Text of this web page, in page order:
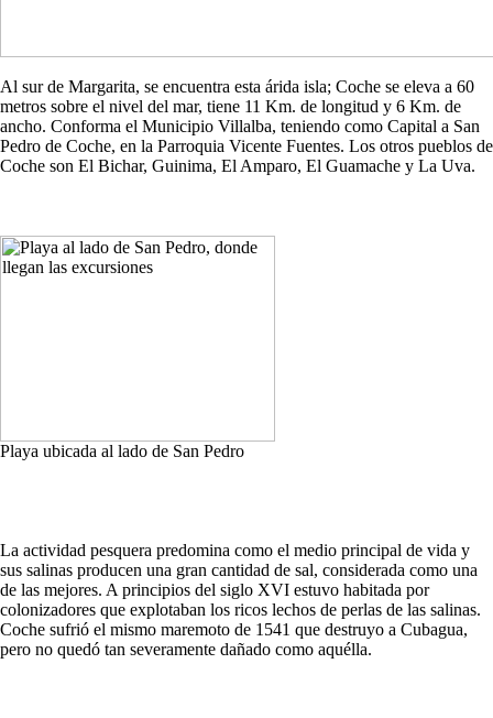
Al sur de Margarita, se encuentra esta árida isla; Coche se eleva a 60
metros sobre el nivel del mar, tiene 11 Km. de longitud y 6 Km. de
ancho. Conforma el Municipio Villalba, teniendo como Capital a San
Pedro de Coche, en la Parroquia Vicente Fuentes. Los otros pueblos de
Coche son El Bichar, Guinima, El Amparo, El Guamache y La Uva.
Playa ubicada al lado de San Pedro
La actividad pesquera predomina como el medio principal de vida y
sus salinas producen una gran cantidad de sal, considerada como una
de las mejores. A principios del siglo XVI estuvo habitada por
colonizadores que explotaban los ricos lechos de perlas de las salinas.
Coche sufrió el mismo maremoto de 1541 que destruyo a Cubagua,
pero no quedó tan severamente dañado como aquélla.